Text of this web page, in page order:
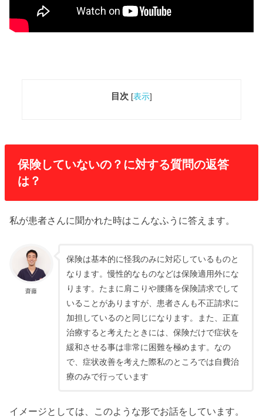
目次 [表示]
保険していないの？に対する質問の返答
は？
私が患者さんに聞かれた時はこんなふうに答えます。
齋藤
保険は基本的に怪我のみに対応しているものと
なります。慢性的なものなどは保険適用外にな
ります。たまに肩こりや腰痛を保険請求でして
いることがありますが、患者さんも不正請求に
加担しているのと同じになります。また、正直
治療すると考えたときには、保険だけで症状を
緩和させる事は非常に困難を極めます。なの
で、症状改善を考えた際私のところでは自費治
療のみで行っています
イメージとしては、このような形でお話をしています。